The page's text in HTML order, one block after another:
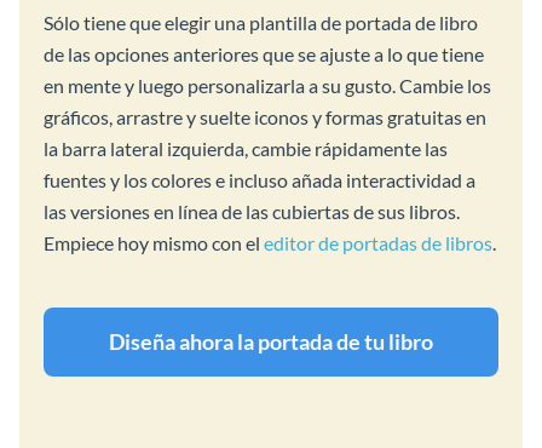
Sólo tiene que elegir una plantilla de portada de libro
de las opciones anteriores que se ajuste a lo que tiene
en mente y luego personalizarla a su gusto. Cambie los
gráficos, arrastre y suelte iconos y formas gratuitas en
la barra lateral izquierda, cambie rápidamente las
fuentes y los colores e incluso añada interactividad a
las versiones en línea de las cubiertas de sus libros.
Empiece hoy mismo con el editor de portadas de libros
Diseña ahora la portada de tu libro